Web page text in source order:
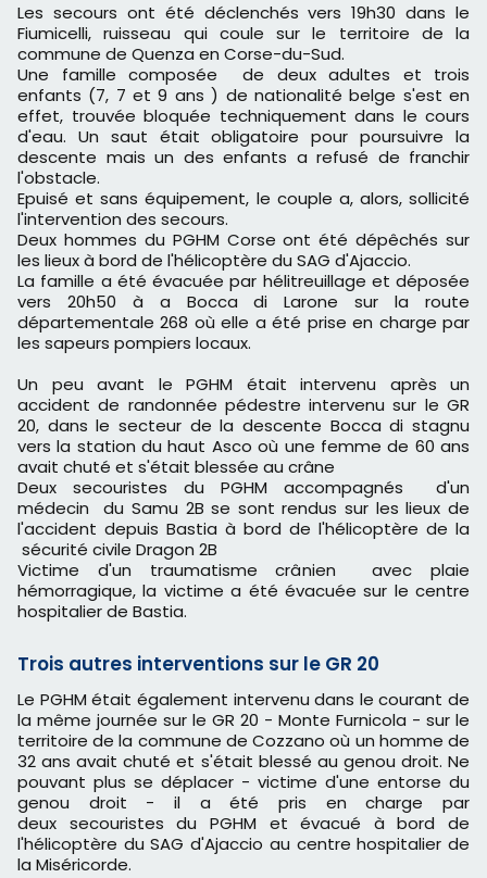
Les secours ont été déclenchés vers 19h30 dans le
Fiumicelli, ruisseau qui coule sur le territoire de la
commune de Quenza en Corse-du-Sud.
Une famille composée de deux adultes et trois
enfants (7, 7 et 9 ans ) de nationalité belge s'est en
effet, trouvée bloquée techniquement dans le cours
d'eau. Un saut était obligatoire pour poursuivre la
descente mais un des enfants a refusé de franchir
l'obstacle.
Epuisé et sans équipement, le couple a, alors, sollicité
l'intervention des secours.
Deux hommes du PGHM Corse ont été dépêchés sur
les lieux à bord de l'hélicoptère du SAG d'Ajaccio.
La famille a été évacuée par hélitreuillage et déposée
vers 20h50 à a Bocca di Larone sur la route
départementale 268 où elle a été prise en charge par
les sapeurs pompiers locaux.
Un peu avant le PGHM était intervenu après un
accident de randonnée pédestre intervenu sur le GR
20, dans le secteur de la descente Bocca di stagnu
vers la station du haut Asco où une femme de 60 ans
avait chuté et s'était blessée au crâne
Deux secouristes du PGHM accompagnés d'un
médecin du Samu 2B se sont rendus sur les lieux de
l'accident depuis Bastia à bord de l'hélicoptère de la
sécurité civile Dragon 2B
Victime d'un traumatisme crânien avec plaie
hémorragique, la victime a été évacuée sur le centre
hospitalier de Bastia.
Trois autres interventions sur le GR 20
Le PGHM était également intervenu dans le courant de
la même journée sur le GR 20 - Monte Furnicola - sur le
territoire de la commune de Cozzano où un homme de
32 ans avait chuté et s'était blessé au genou droit. Ne
pouvant plus se déplacer - victime d'une entorse du
genou droit - il a été pris en charge par
deux secouristes du PGHM et évacué à bord de
l'hélicoptère du SAG d'Ajaccio au centre hospitalier de
la Miséricorde.